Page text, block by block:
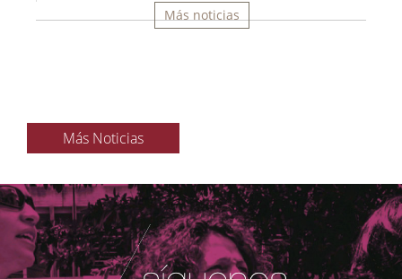
Más noticias
Más Noticias